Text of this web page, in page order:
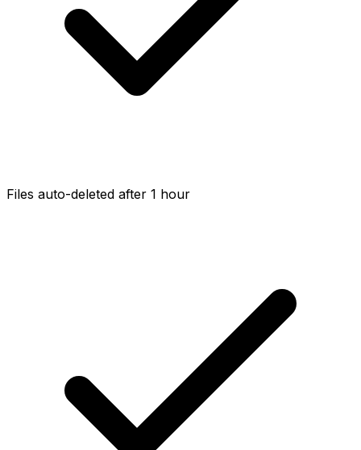
Files auto-deleted after 1 hour